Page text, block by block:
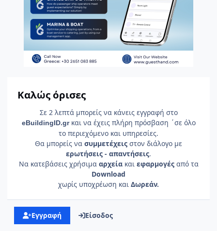
Καλώς όρισες
Σε 2 λεπτά μπορείς να κάνεις εγγραφή στο
eBuildingID.gr και να έχεις πλήρη πρόσβαση ΄σε όλο
το περιεχόμενο και υπηρεσίες.
Θα μπορείς να συμμετέχεις στον διάλογο με
ερωτήσεις - απαντήσεις.
Να κατεβάσεις χρήσιμα αρχείακαι εφαρμογέςαπό τα
Download
χωρίς υποχρέωση και Δωρεάν.
Εγγραφή Είσοδος